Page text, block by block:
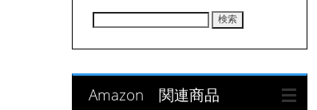
Amazon 関連商品